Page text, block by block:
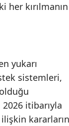
kırılmanın
yukarı
sistemleri,
itibarıyla
kararların